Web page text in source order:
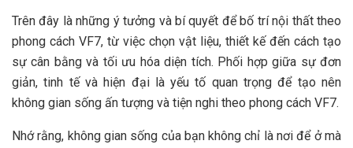
Trên đây là những ý tưởng và bí quyết để bố trí nội thất theo
phong cách VF7, từ việc chọn vật liệu, thiết kế đến cách tạo
sự cân bằng và tối ưu hóa diện tích. Phối hợp giữa sự đơn
giản, tinh tế và hiện đại là yếu tố quan trọng để tạo nên
không gian sống ấn tượng và tiện nghi theo phong cách VF7.
Nhớ rằng, không gian sống của bạn không chỉ là nơi để ở mà